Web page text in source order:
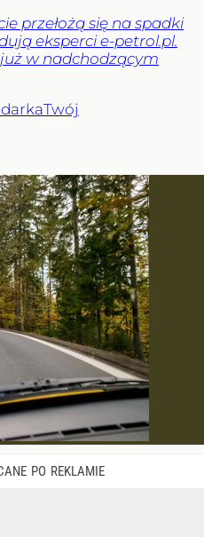
przełożą się na spadki
eksperci e-petrol.pl.
w nadchodzącym
Twój